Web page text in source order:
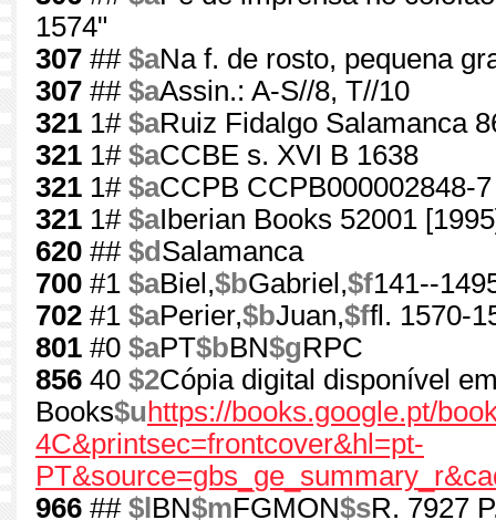
1574"
307 ## $aNa f. de rosto, pequena
307 ## $aAssin.: A-S//8, T//10
321 1# $aRuiz Fidalgo Salamanca
321 1# $aCCBE s. XVI B 1638
321 1# $aCCPB CCPB000002848-7
321 1# $aIberian Books 52001
620 ## $d Salamanca
700 #1 $aBiel,$bGabriel,$f141--
702 #1 $aPerier,$bJuan,$ffl. 1570-
801 #0 $aPT$bBN$gRPC
856 40 $2Cópia digital disponível
Books$u https://books.google.pt/
4C&printsec=frontcover&hl=pt-
966 ## $l BN$mFGMON$sR. 7927